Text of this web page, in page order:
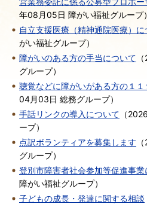
年08月05日 障がい福祉グループ）
自立支援医療（精神通院医療）に
がい福祉グループ）
障がいのある方の手当について （
グループ）
聴覚などに障がいがある方の１
04月03日 総務グループ）
手話リンクの導入について （
ープ）
点訳ボランティアを募集します （
グループ）
登別市障害者社会参加等促進事業
障がい福祉グループ）
子どもの成長・発達に関する相談